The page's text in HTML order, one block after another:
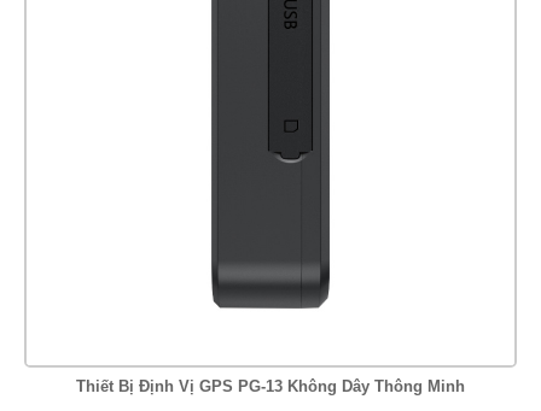
Thiết Bị Định Vị GPS PG-13 Không Dây Thông Minh